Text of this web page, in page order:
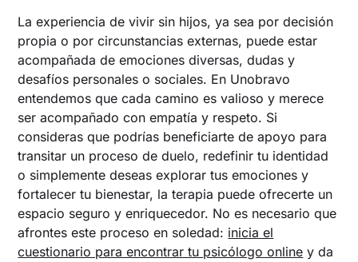
La experiencia de vivir sin hijos, ya sea por decisión
propia o por circunstancias externas, puede estar
acompañada de emociones diversas, dudas y
desafíos personales o sociales. En Unobravo
entendemos que cada camino es valioso y merece
ser acompañado con empatía y respeto. Si
consideras que podrías beneficiarte de apoyo para
transitar un proceso de duelo, redefinir tu identidad
o simplemente deseas explorar tus emociones y
fortalecer tu bienestar, la terapia puede ofrecerte un
espacio seguro y enriquecedor. No es necesario que
afrontes este proceso en soledad: inicia el
cuestionario para encontrar tu psicólogo online y da